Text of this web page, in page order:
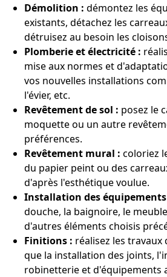
Démolition : démontez les
existants, détachez les
détruisez au besoin les
Plomberie et électricité :
mise aux normes et
vos nouvelles installations
l'évier, etc.
Revêtement de sol : posez le
moquette ou un autre
préférences.
Revêtement mural : coloriez
du papier peint ou des
d'après l'esthétique voulue.
Installation des
douche, la baignoire, le
d'autres éléments choisis
Finitions : réalisez les
que la installation des joints,
robinetterie et d'équipements